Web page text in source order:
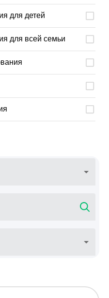
для детей
для всей семьи